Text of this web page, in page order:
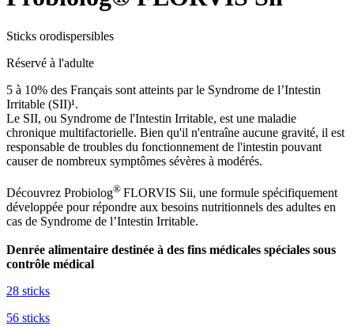
Sticks orodispersibles
Réservé à l'adulte
5 à 10% des Français sont atteints par le Syndrome de l’Intestin
Irritable (SII)¹.
Le SII, ou Syndrome de l'Intestin Irritable, est une maladie
chronique multifactorielle. Bien qu'il n'entraîne aucune gravité, il est
responsable de troubles du fonctionnement de l'intestin pouvant
causer de nombreux symptômes sévères à modérés.
Découvrez Probiolog® FLORVIS Sii, une formule spécifiquement
développée pour répondre aux besoins nutritionnels des adultes en
cas de Syndrome de l’Intestin Irritable.
Denrée alimentaire destinée à des fins médicales spéciales sous
contrôle médical
28 sticks
56 sticks